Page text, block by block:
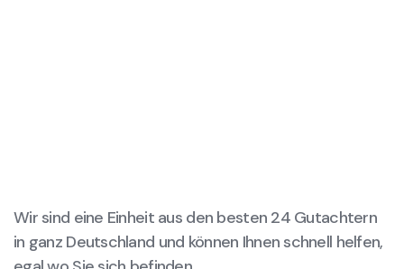
Wir sind eine Einheit aus den besten 24 Gutachtern
in ganz Deutschland und können Ihnen schnell helfen,